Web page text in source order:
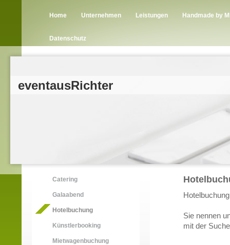
Home Unternehmen Leistungen Handmade by
Datenschutz
eventausRichter
Catering
Galaabend
Hotelbuchung
Künstlerbooking
Mietwagenbuchung
Sie nennen
mit der